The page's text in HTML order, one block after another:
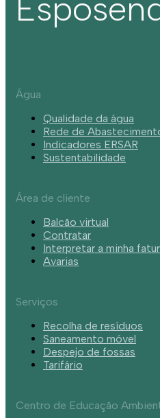
Água
Qualidade da água
Rede de
Indicadores ERSAR
Sustentabilidade
Área de cliente
Balcão virtual
Contratar
Interpretar a minha
Avarias
Serviços
Recolha de resíduos
Saneamento móvel
Despejo de fossas
Tarifário
Centro de Educação